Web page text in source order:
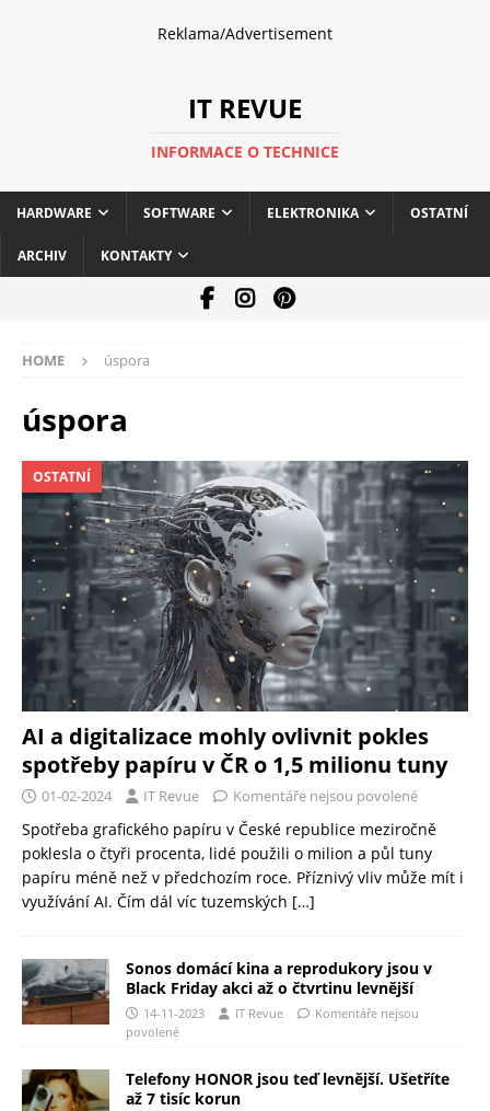
Reklama/Advertisement
IT REVUE
INFORMACE O TECHNICE
HARDWARE SOFTWARE ELEKTRONIKA OSTATNÍ
ARCHIV KONTAKTY
HOME úspora
úspora
OSTATNÍ
AI a digitalizace mohly ovlivnit pokles
spotřeby papíru v ČR o 1,5 milionu tuny
01-02-2024 IT Revue Komentáře nejsou povolené
Spotřeba grafického papíru v České republice meziročně
poklesla o čtyři procenta, lidé použili o milion a půl tuny
papíru méně než v předchozím roce. Příznivý vliv může mít i
využívání AI. Čím dál víc tuzemských […]
Sonos domácí kina a reprodukory jsou v
Black Friday akci až o čtvrtinu levnější
14-11-2023 IT Revue
Komentáře nejsou
povolené
Telefony HONOR jsou teď levnější. Ušetříte
až 7 tisíc korun